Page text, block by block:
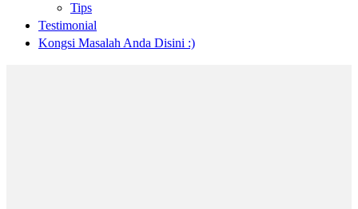
Tips
Testimonial
Kongsi Masalah Anda Disini :)